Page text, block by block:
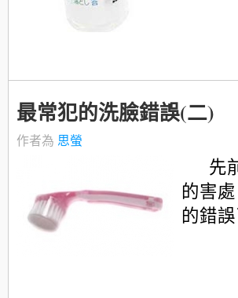
最常犯的洗臉錯誤(二)
作者為 思螢
先
的害
的錯